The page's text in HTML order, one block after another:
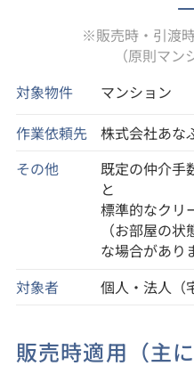
※販売時・引渡
（原則マン
対象物件
マンション
作業依頼先
株式会社あな
その他
既定の仲介手
と
標準的なクリ
（お部屋の
な場合があり
対象者
個人・法人（
販売時適用（主